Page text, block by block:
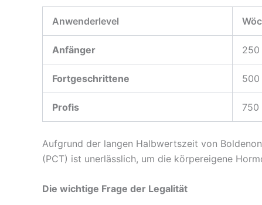
Anwenderlevel
Anfänger 250
Fortgeschrittene 500
Profis 750
Aufgrund der langen Halbwertszeit von
(PCT) ist unerlässlich, um die körpereigene
Die wichtige Frage der Legalität